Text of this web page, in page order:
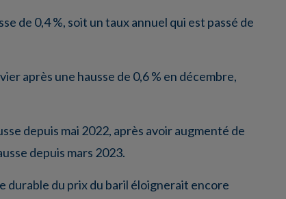
de 0,4 %, soit un taux annuel qui est passé de
après une hausse de 0,6 % en décembre,
depuis mai 2022, après avoir augmenté de
depuis mars 2023.
durable du prix du baril éloignerait encore